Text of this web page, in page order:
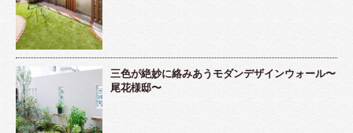
三色が絶妙に絡みあうモダンデザインウォール〜
尾花様邸〜